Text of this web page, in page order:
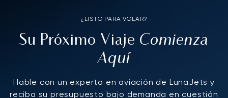
¿LISTO PARA VOLAR?
Su Próximo Viaje Comienza
Aquí
Hable con un experto en aviación de LunaJets y
reciba su presupuesto bajo demanda en cuestión